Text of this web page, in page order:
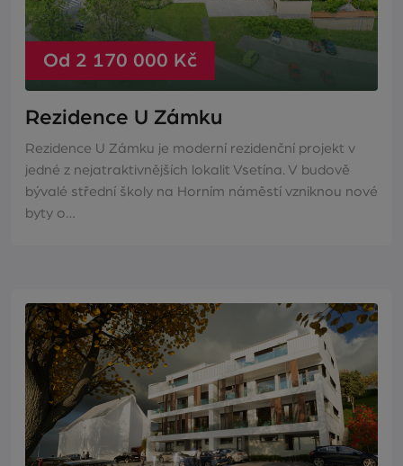
Od 2 170 000 Kč
Rezidence U Zámku
Rezidence U Zámku je moderní rezidenční projekt v
jedné z nejatraktivnějších lokalit Vsetína. V budově
bývalé střední školy na Horním náměstí vzniknou nové
byty o…